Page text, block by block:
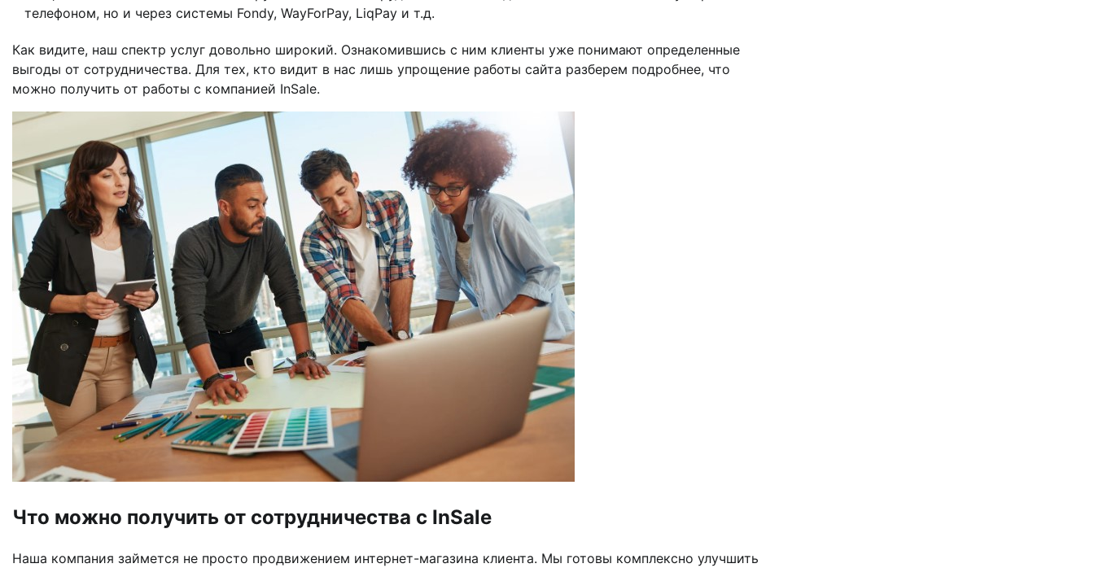
телефоном, но и через системы Fondy, WayForPay, LiqPay и т.д.
Как видите, наш спектр услуг довольно широкий. Ознакомившись с ним клиенты уже понимают определенные
выгоды от сотрудничества. Для тех, кто видит в нас лишь упрощение работы сайта разберем подробнее, что
можно получить от работы с компанией InSale.
Что можно получить от сотрудничества с InSale
Наша компания займется не просто продвижением интернет-магазина клиента. Мы готовы комплексно улучшить